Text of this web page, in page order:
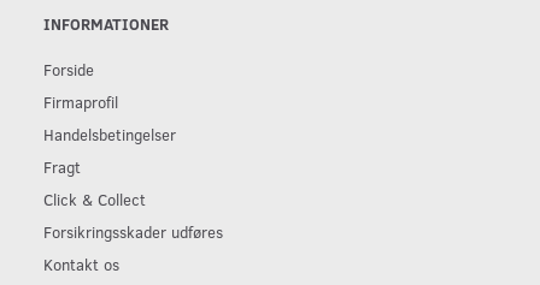
INFORMATIONER
Forside
Firmaprofil
Handelsbetingelser
Fragt
Click & Collect
Forsikringsskader udføres
Kontakt os